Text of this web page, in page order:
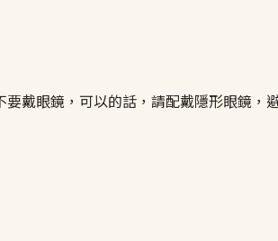
戴眼鏡，可以的話，請配戴隱形眼鏡，